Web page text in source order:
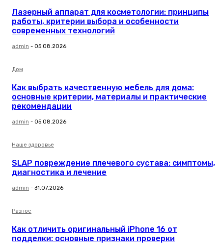
Лазерный аппарат для косметологии: принципы
работы, критерии выбора и особенности
современных технологий
admin - 05.08.2026
Дом
Как выбрать качественную мебель для дома:
основные критерии, материалы и практические
рекомендации
admin - 05.08.2026
Наше здоровье
SLAP повреждение плечевого сустава: симптомы,
диагностика и лечение
admin - 31.07.2026
Разное
Как отличить оригинальный iPhone 16 от
подделки: основные признаки проверки